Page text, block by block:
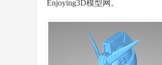
Enjoying3D模型网。